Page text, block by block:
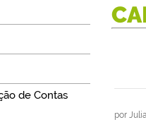
de Contas
por